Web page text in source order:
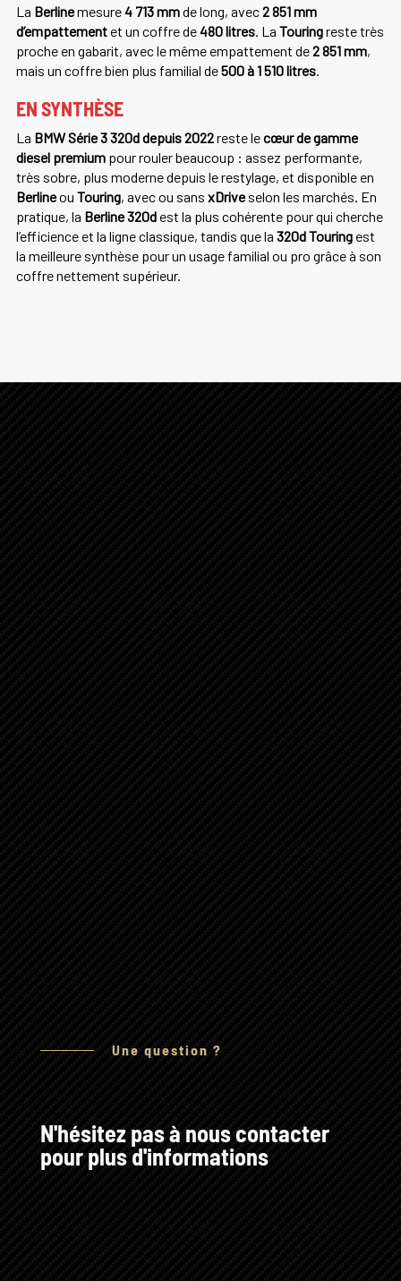
La Berlinemesure4 713 mmde long, avec2 851 mm
d’empattementet un coffre de480 litres. La Touringreste très
proche en gabarit, avec le même empattement de2 851 mm,
mais un coffre bien plus familial de500 à 1 510 litres.
EN SYNTHÈSE
La BMW Série 3 320d depuis 2022reste lecœur de gamme
diesel premiumpour rouler beaucoup : assez performante,
très sobre, plus moderne depuis le restylage, et disponible en
Berlineou Touring, avec ou sans xDriveselon les marchés. En
pratique, la Berline 320dest la plus cohérente pour qui cherche
l’efficience et la ligne classique, tandis que la 320d Touringest
la meilleure synthèse pour un usage familial ou pro grâce à son
coffre nettement supérieur.
Une question ?
N'hésitez pas à nous contacter
pour plus d'informations